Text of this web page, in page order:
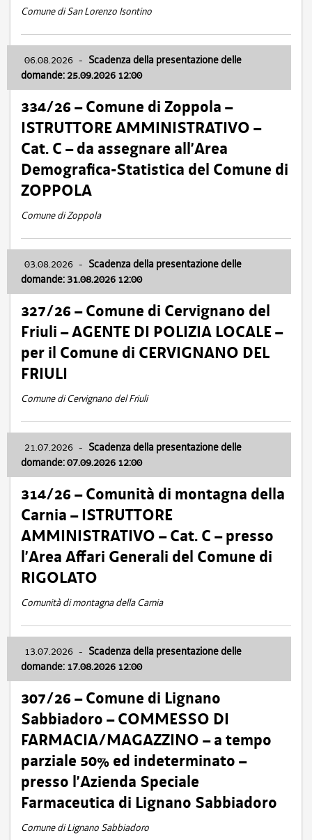
Comune di San Lorenzo Isontino
06.08.2026 - Scadenza della presentazione delle
domande: 25.09.2026 12:00
334/26 – Comune di Zoppola –
ISTRUTTORE AMMINISTRATIVO –
Cat. C – da assegnare all’Area
Demografica-Statistica del Comune di
ZOPPOLA
Comune di Zoppola
03.08.2026 - Scadenza della presentazione delle
domande: 31.08.2026 12:00
327/26 – Comune di Cervignano del
Friuli – AGENTE DI POLIZIA LOCALE –
per il Comune di CERVIGNANO DEL
FRIULI
Comune di Cervignano del Friuli
21.07.2026 - Scadenza della presentazione delle
domande: 07.09.2026 12:00
314/26 – Comunità di montagna della
Carnia – ISTRUTTORE
AMMINISTRATIVO – Cat. C – presso
l’Area Affari Generali del Comune di
RIGOLATO
Comunità di montagna della Carnia
13.07.2026 - Scadenza della presentazione delle
domande: 17.08.2026 12:00
307/26 – Comune di Lignano
Sabbiadoro – COMMESSO DI
FARMACIA/MAGAZZINO – a tempo
parziale 50% ed indeterminato –
presso l’Azienda Speciale
Farmaceutica di Lignano Sabbiadoro
Comune di Lignano Sabbiadoro